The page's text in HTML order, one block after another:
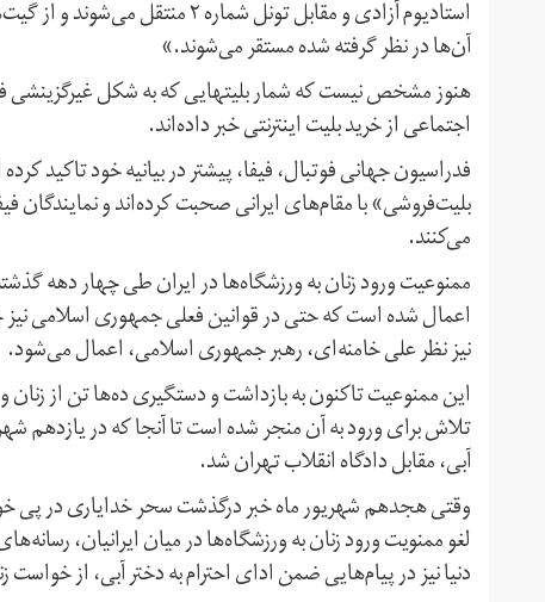
استادیوم آزادی و مقابل تونل
آن‌ها در نظر گرفته شده مستقر می‌شوند.»
هنوز مشخص نیست که شمار بلیتهایی که به شکل غیرگزینشی
اجتماعی از خرید بلیت اینترنتی خبر داده‌اند.
فدراسیون جهانی فوتبال، فیفا، پیشتر در بیانیه خود تاکید
بلیت‌فروشی» با مقام‌های ایرانی صحبت کرده‌اند و نمایندگان
می‌کنند.
ممنوعیت ورود زنان به ورزشگاه‌ها در ایران طی چهار دهه
اعمال شده است که حتی در قوانین فعلی جمهوری اسلامی نیز
نیز نظر علی خامنه‌ای، رهبر جمهوری اسلامی، اعمال می‌شود.
این ممنوعیت تاکنون به بازداشت و دستگیری ده‌ها تن از
تلاش برای ورود به آن منجر شده است تا آنجا که در
آبی، مقابل دادگاه انقلاب تهران شد.
وقتی هجدهم شهریور ماه خبر درگذشت سحر خدایاری در پی
لغو ممنویت ورود زنان به ورزشگاه‌ها در میان ایرانیان،
دنیا نیز در پیام‌هایی ضمن ادای احترام به دختر آبی، از